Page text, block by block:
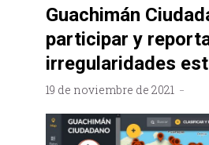
Guachimán
participar y
irregularidades
19 de noviembre de 2021